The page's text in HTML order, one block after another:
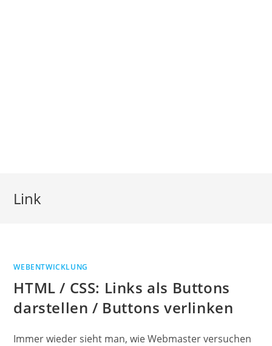
Link
WEBENTWICKLUNG
HTML / CSS: Links als Buttons
darstellen / Buttons verlinken
Immer wieder sieht man, wie Webmaster versuchen